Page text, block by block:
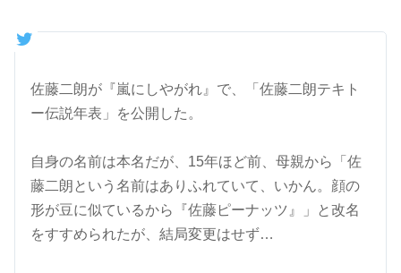
佐藤二朗が『嵐にしやがれ』で、「佐藤二朗テキト
ー伝説年表」を公開した。
自身の名前は本名だが、15年ほど前、母親から「佐
藤二朗という名前はありふれていて、いかん。顔の
形が豆に似ているから『佐藤ピーナッツ』」と改名
をすすめられたが、結局変更はせず…